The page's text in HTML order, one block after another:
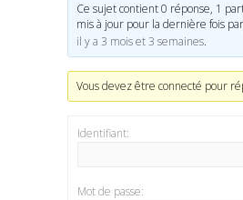
Ce sujet contient 0 réponse, 1
mis à jour pour la dernière fois par
il y a 3 mois et 3 semaines.
Vous devez être connecté pour
Identifiant:
Mot de passe: